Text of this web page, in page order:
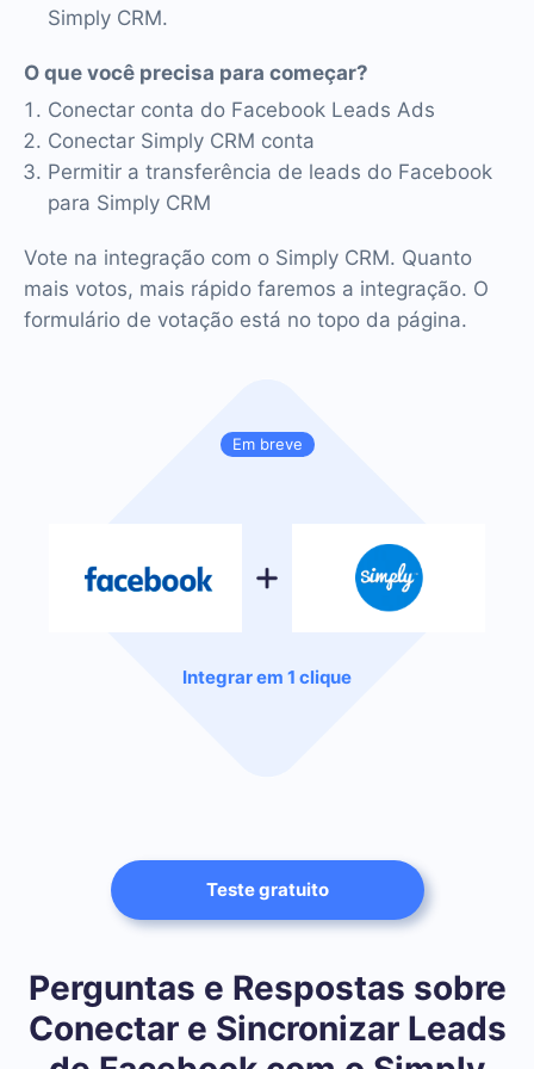
Em breve
Integrar em 1 clique
Simply CRM.
O que você precisa para começar?
Conectar conta do Facebook Leads Ads
Conectar Simply CRM conta
Permitir a transferência de leads do Facebook
para Simply CRM
Vote na integração com o Simply CRM. Quanto
mais votos, mais rápido faremos a integração. O
formulário de votação está no topo da página.
Teste gratuito
Perguntas e Respostas sobre
Conectar e Sincronizar Leads